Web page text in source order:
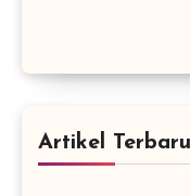
Artikel Terbaru